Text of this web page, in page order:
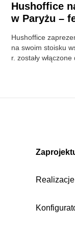
Hushoffice
w Paryżu –
Hushoffice
na swoim stoisku
r. zostały
Realizacje